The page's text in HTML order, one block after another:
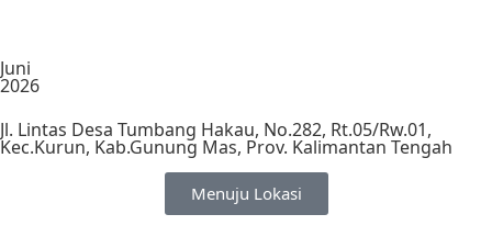
Juni
2026
Jl. Lintas Desa Tumbang Hakau, No.282, Rt.05/Rw.01,
Kec.Kurun, Kab.Gunung Mas, Prov. Kalimantan Tengah
Menuju Lokasi